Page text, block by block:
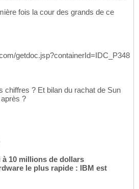
fois la cour des grands de ce
getdoc.jsp?containerId=IDC_P348
chiffres ? Et bilan du rachat de Sun
?
10 millions de dollars
le plus rapide : IBM est